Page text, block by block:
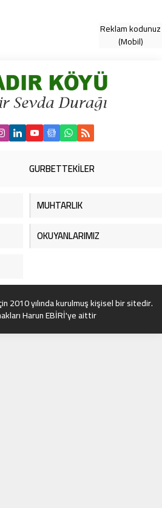
Reklam kodunuz
(Mobil)
GURBETTEKİLER
MUHTARLIK
OKUYANLARIMIZ
2010 yılında kurulmuş kişisel bir sitedir.
Harun EBİRİ'ye aittir